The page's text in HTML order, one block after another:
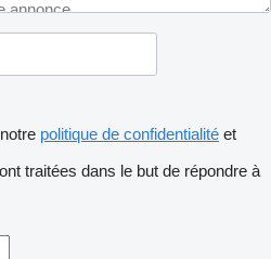
politique de confidentialité et
traitées dans le but de répondre à